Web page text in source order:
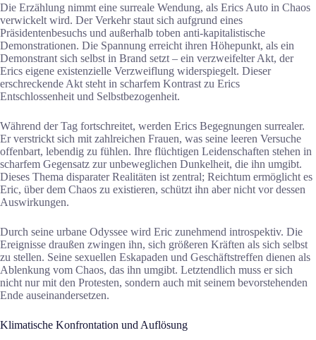
Die Erzählung nimmt eine surreale Wendung, als Erics Auto in Chaos
verwickelt wird. Der Verkehr staut sich aufgrund eines
Präsidentenbesuchs und außerhalb toben anti-kapitalistische
Demonstrationen. Die Spannung erreicht ihren Höhepunkt, als ein
Demonstrant sich selbst in Brand setzt – ein verzweifelter Akt, der
Erics eigene existenzielle Verzweiflung widerspiegelt. Dieser
erschreckende Akt steht in scharfem Kontrast zu Erics
Entschlossenheit und Selbstbezogenheit.
Während der Tag fortschreitet, werden Erics Begegnungen surrealer.
Er verstrickt sich mit zahlreichen Frauen, was seine leeren Versuche
offenbart, lebendig zu fühlen. Ihre flüchtigen Leidenschaften stehen in
scharfem Gegensatz zur unbeweglichen Dunkelheit, die ihn umgibt.
Dieses Thema disparater Realitäten ist zentral; Reichtum ermöglicht es
Eric, über dem Chaos zu existieren, schützt ihn aber nicht vor dessen
Auswirkungen.
Durch seine urbane Odyssee wird Eric zunehmend introspektiv. Die
Ereignisse draußen zwingen ihn, sich größeren Kräften als sich selbst
zu stellen. Seine sexuellen Eskapaden und Geschäftstreffen dienen als
Ablenkung vom Chaos, das ihn umgibt. Letztendlich muss er sich
nicht nur mit den Protesten, sondern auch mit seinem bevorstehenden
Ende auseinandersetzen.
Klimatische Konfrontation und Auflösung